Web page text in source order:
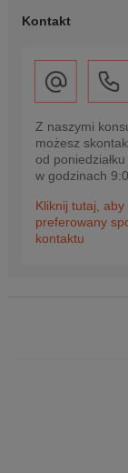
Kontakt
Z naszymi
możesz
od
w godzinach
Kliknij tutaj,
preferowany
kontaktu